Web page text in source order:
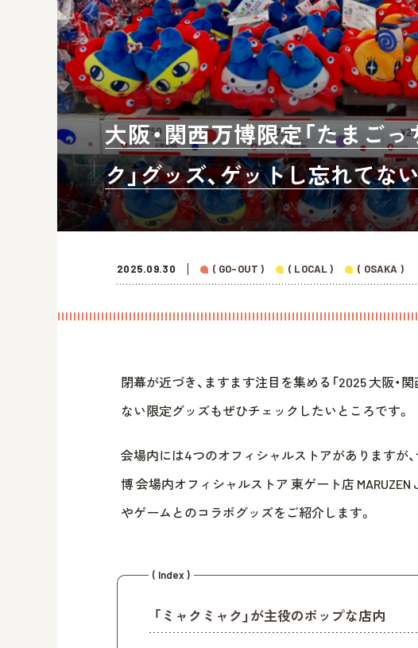
大阪・関西万博限定「たまごっ
ク」グッズ、ゲットし忘れてな
2025.09.30 ( GO-OUT ) ( LOCAL ) ( OSAKA )
閉幕が近づき、ますます注目を集める「2025 大阪・
ない限定グッズもぜひチェックしたいところです。
会場内には4つのオフィシャルストアがありますが
博 会場内オフィシャルストア 東ゲート店 MARUZEN
やゲームとのコラボグッズをご紹介します。
( Index )
「ミャクミャク」が主役のポップな店内